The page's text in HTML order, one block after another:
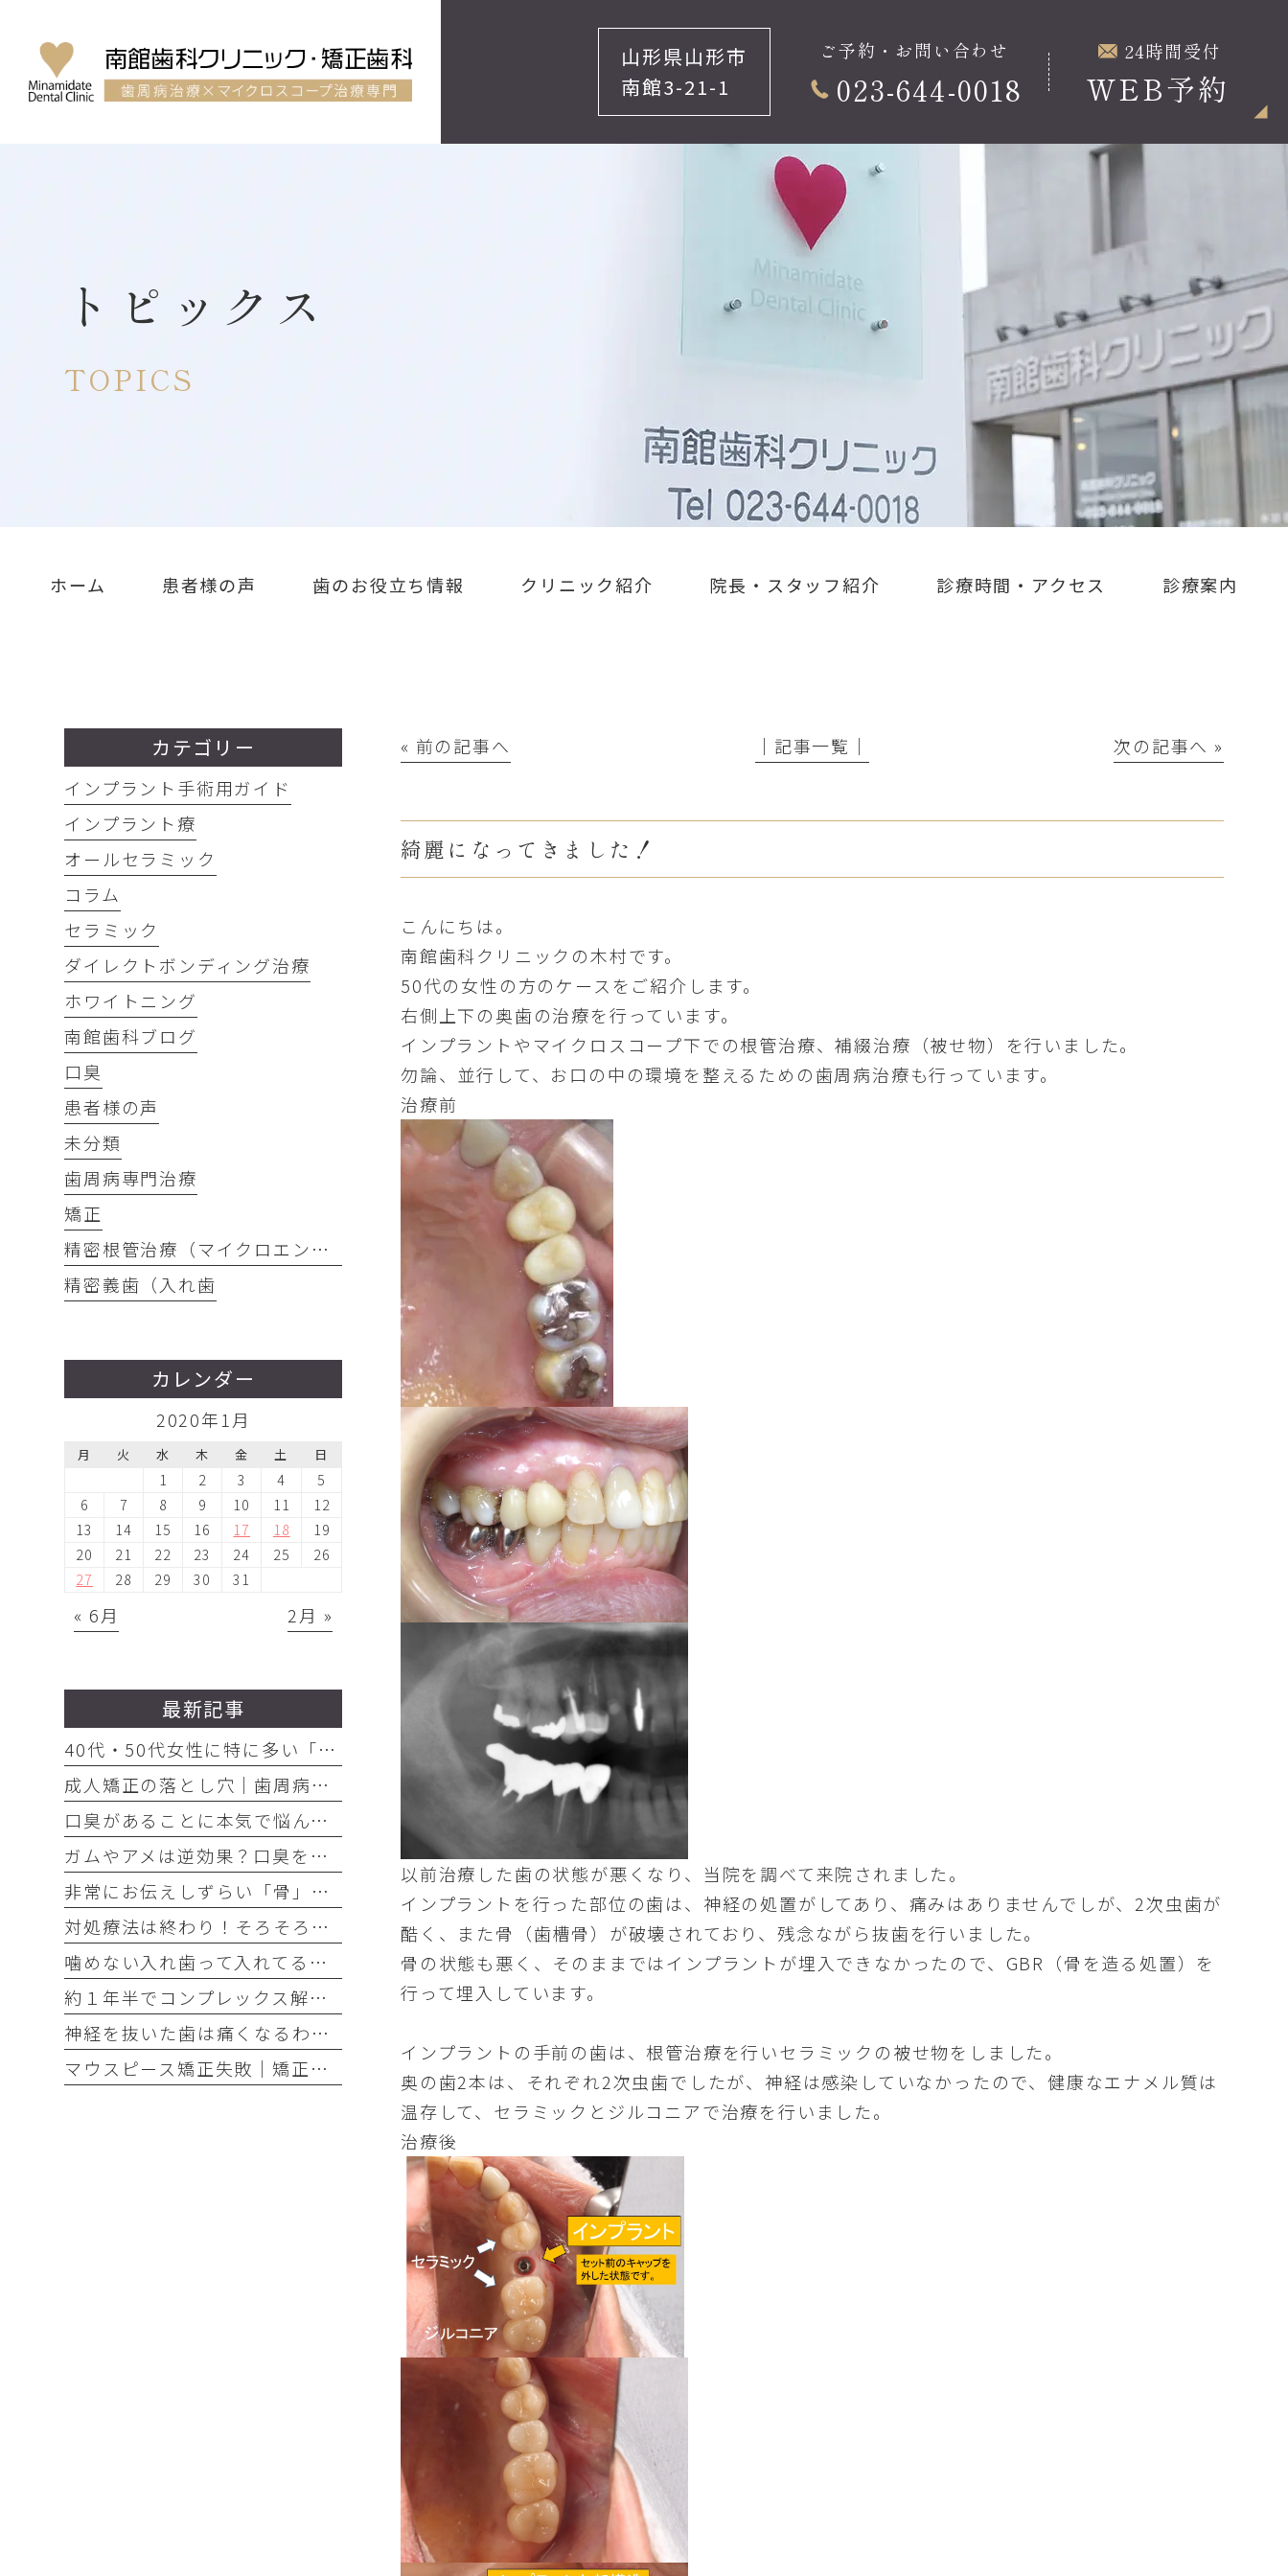
山形県山形市
南館3-21-1
ご予約・お問い合わせ
023-644-0018
24時間受付
WEB予約
トピックス
TOPICS
ホーム 患者様の声 歯のお役立ち情報 クリニック紹介 院長・スタッフ紹介 診療時間・アクセス 診療案内
« 前の記事へ │記事一覧│ 次の記事へ »
綺麗になってきました！
こんにちは。
南館歯科クリニックの木村です。
50代の女性の方のケースをご紹介します。
右側上下の奥歯の治療を行っています。
インプラントやマイクロスコープ下での根管治療、補綴治療（被せ物）を行いました。
勿論、並行して、お口の中の環境を整えるための歯周病治療も行っています。
治療前
以前治療した歯の状態が悪くなり、当院を調べて来院されました。
インプラントを行った部位の歯は、神経の処置がしてあり、痛みはありませんでしが、2次虫歯が
酷く、また骨（歯槽骨）が破壊されており、残念ながら抜歯を行いました。
骨の状態も悪く、そのままではインプラントが埋入できなかったので、GBR（骨を造る処置）を
行って埋入しています。
インプラントの手前の歯は、根管治療を行いセラミックの被せ物をしました。
奥の歯2本は、それぞれ2次虫歯でしたが、神経は感染していなかったので、健康なエナメル質は
温存して、セラミックとジルコニアで治療を行いました。
治療後
カテゴリー
インプラント手術用ガイド
インプラント療
オールセラミック
コラム
セラミック
ダイレクトボンディング治療
ホワイトニング
南館歯科ブログ
口臭
患者様の声
未分類
歯周病専門治療
矯正
精密根管治療（マイクロエンド）
精密義歯（入れ歯
カレンダー
2020年1月
月 火 水 木 金 土 日
1 2 3 4
5
6
7 8 9 10 11
12
13
14 15 16 17 18
19
20
21 22 23 24 25
26
27
28 29 30 31
« 6月 2月 »
最新記事
40代・50代女性に特に多い「お口の悩み」3選
成人矯正の落とし穴｜歯周病放置で歯が抜けた
口臭があることに本気で悩んでいるのなら、口臭を本気で治そう
ガムやアメは逆効果？口臭を「ごまかす人」と「治す人」の決定的な違い
非常にお伝えしずらい「骨」の話・・・骨は元には戻せない？
対処療法は終わり！そろそろ本気でお口の健康とは何かを考えませんか
噛めない入れ歯って入れてる意味ありますか？
約１年半でコンプレックス解消｜大変だけどやって良かった歯の矯正治療
神経を抜いた歯は痛くなるわけがない！それは嘘です
マウスピース矯正失敗｜矯正したのに後戻り｜最近よく聞くけどそれってなんで？